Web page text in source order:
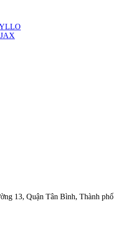
13, Quận Tân Bình, Thành phố